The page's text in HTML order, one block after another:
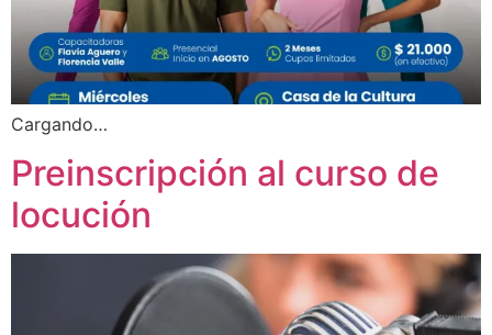
Cargando…
Preinscripción al curso de
locución